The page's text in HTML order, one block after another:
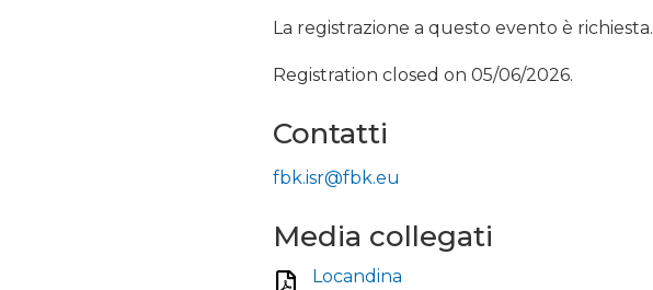
La registrazione a questo evento è richiesta.
Registration closed on 05/06/2026.
Contatti
fbk.isr@fbk.eu
Media collegati
Locandina